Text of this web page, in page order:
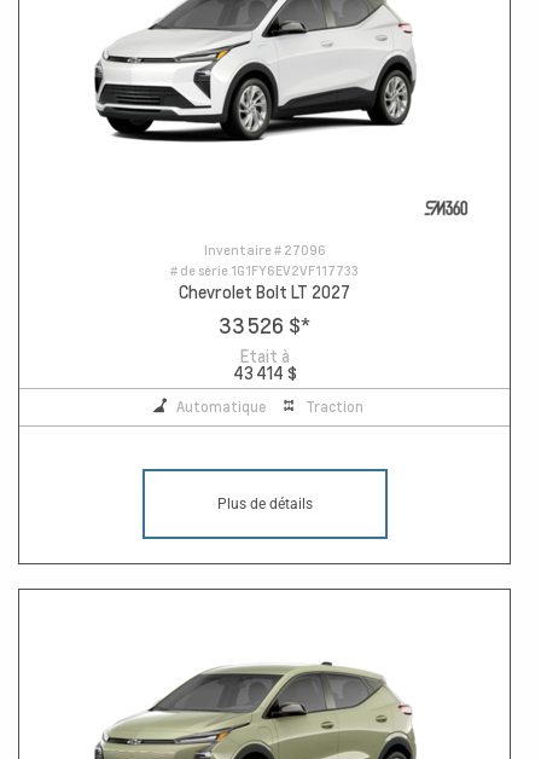
Inventaire # 27096
# de série 1G1FY6EV2VF117733
Chevrolet Bolt LT 2027
33 526 $*
Etait à
43 414 $
Automatique Traction
Plus de détails